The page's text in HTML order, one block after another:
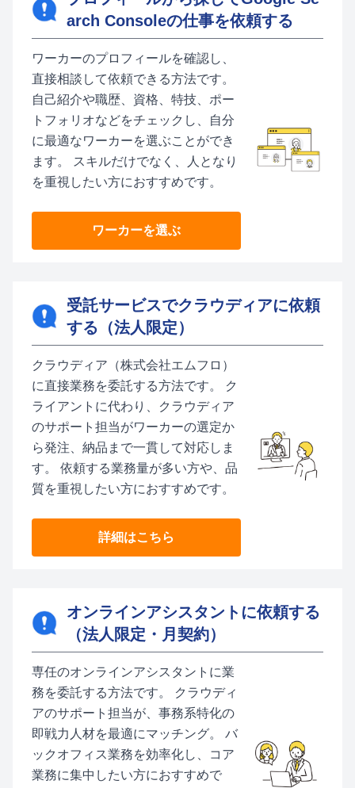
arch Consoleの仕事を依頼する
ワーカーのプロフィールを確認し、
直接相談して依頼できる方法です。
自己紹介や職歴、資格、特技、ポー
トフォリオなどをチェックし、自分
に最適なワーカーを選ぶことができ
ます。 スキルだけでなく、人となり
を重視したい方におすすめです。
ワーカーを選ぶ
受託サービスでクラウディアに依頼
する（法人限定）
クラウディア（株式会社エムフロ）
に直接業務を委託する方法です。 ク
ライアントに代わり、クラウディア
のサポート担当がワーカーの選定か
ら発注、納品まで一貫して対応しま
す。 依頼する業務量が多い方や、品
質を重視したい方におすすめです。
詳細はこちら
オンラインアシスタントに依頼する
（法人限定・月契約）
専任のオンラインアシスタントに業
務を委託する方法です。 クラウディ
アのサポート担当が、事務系特化の
即戦力人材を最適にマッチング。 バ
ックオフィス業務を効率化し、コア
業務に集中したい方におすすめで